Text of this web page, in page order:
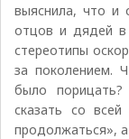
выяснила, что и
отцов и дядей в
стереотипы
за поколением.
было
сказать со
продолжаться»,